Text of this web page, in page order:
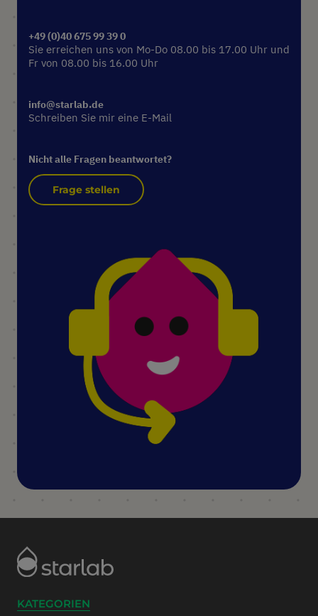
+49 (0)40 675 99 39 0
Sie erreichen uns von Mo-Do 08.00 bis 17.00 Uhr und
Fr von 08.00 bis 16.00 Uhr
info@starlab.de
Schreiben Sie mir eine E-Mail
Nicht alle Fragen beantwortet?
Frage stellen
KATEGORIEN